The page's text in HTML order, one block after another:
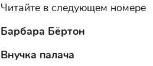
Читайте в следующем номере
Барбара Бёртон
Внучка палача